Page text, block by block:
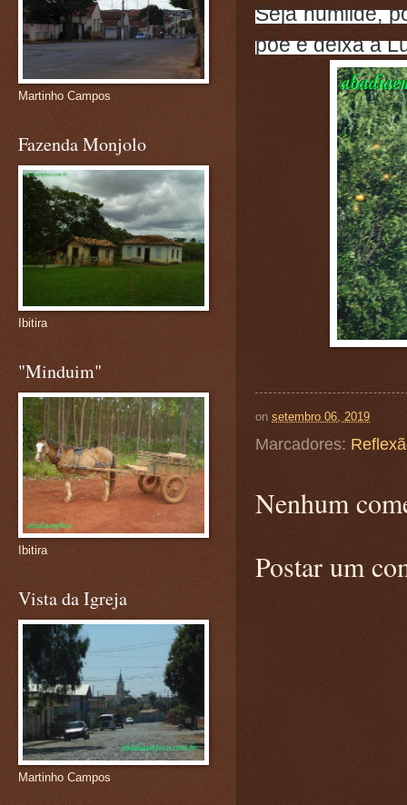
Seja humilde,
põe e deixa a
on setembro 06, 2019
Marcadores:
Nenhum
Postar um
Martinho Campos
Fazenda Monjolo
Ibitira
"Minduim"
Ibitira
Vista da Igreja
Martinho Campos